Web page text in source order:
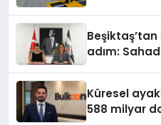
adım:
Küresel
588 milyar